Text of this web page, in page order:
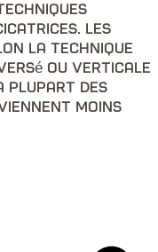
Les
la technique
ou verticale
plupart des
moins